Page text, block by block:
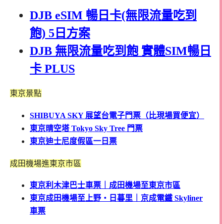
DJB eSIM 暢日卡(無限流量吃到
飽) 5日方案
DJB 無限流量吃到飽 實體SIM暢日
卡 PLUS
東京景點
SHIBUYA SKY 展望台電子門票（比現場買便宜）
東京晴空塔 Tokyo Sky Tree 門票
東京迪士尼度假區一日票
成田機場進東京市區
東京利木津巴士車票｜成田機場至東京市區
東京成田機場至上野・日暮里｜京成電鐵 Skyliner
車票